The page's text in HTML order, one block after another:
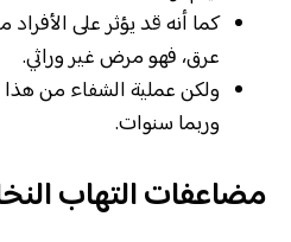
كما أنه قد يؤثر على
عرق، فهو مرض غير وراثي.
ولكن عملية الشفاء من
وربما سنوات.
مضاعفات التهاب